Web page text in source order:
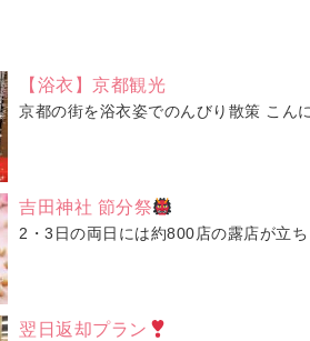
【浴衣】京都観光
京都の街を浴衣姿でのんびり散策 こん
吉田神社 節分祭
2・3日の両日には約800店の露店が立
翌日返却プラン